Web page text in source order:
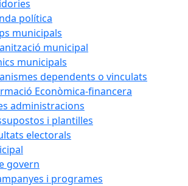
política
municipals
municipal
municipals
dependents o vinculats
Econòmica-financera
administracions
i plantilles
electorals
govern
i programes